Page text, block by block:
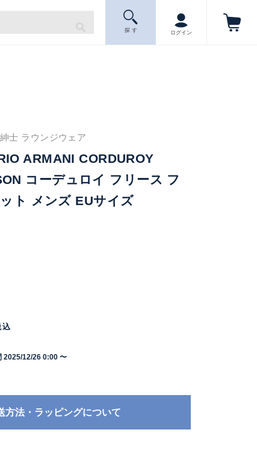
探 す ログイン
士 ラウンジウェア
ARMANI CORDUROY
コーデュロイ フリース フ
ト メンズ EUサイズ
込
2025/12/26 0:00 〜
方法・ラッピングについて